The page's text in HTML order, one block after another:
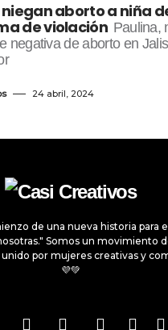
niegan aborto a niña
de violación Paulina,
negativa de aborto en
24 abril, 2024
de una nueva historia para
Somos un movimiento
unido por mujeres creativas y
💜💚